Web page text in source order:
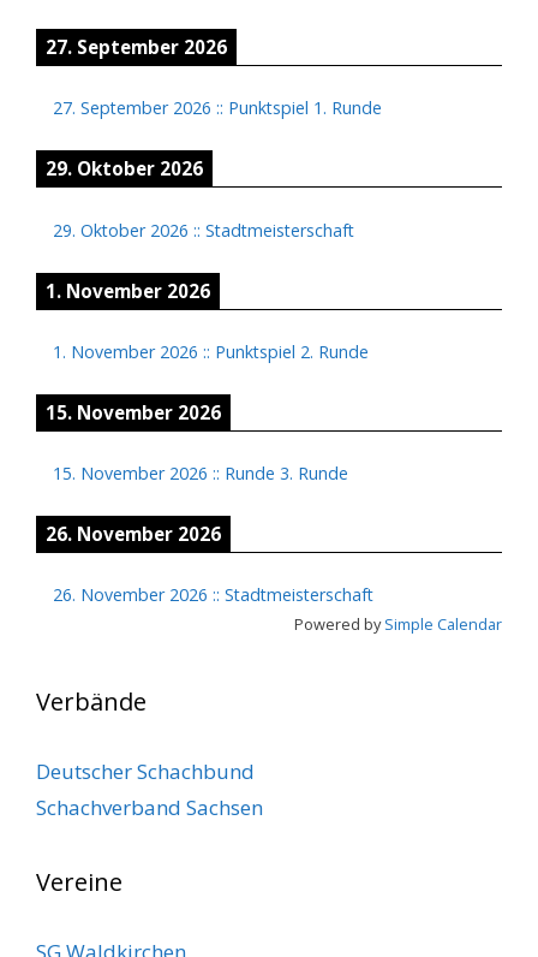
27. September 2026
27. September 2026 :: Punktspiel 1. Runde
29. Oktober 2026
29. Oktober 2026 :: Stadtmeisterschaft
1. November 2026
1. November 2026 :: Punktspiel 2. Runde
15. November 2026
15. November 2026 :: Runde 3. Runde
26. November 2026
26. November 2026 :: Stadtmeisterschaft
Powered bySimple Calendar
Verbände
Deutscher Schachbund
Schachverband Sachsen
Vereine